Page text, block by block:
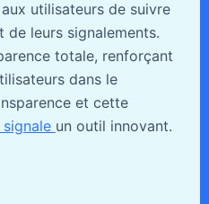
utilisateurs de suivre
de leurs signalements.
totale, renforçant
dans le
et cette
signale un outil innovant.